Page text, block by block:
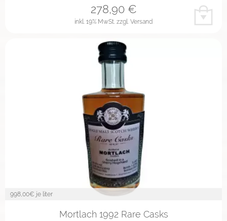
inkl. 19% MwSt. zzgl. Versand
278,90€
998,00€ je liter
Mortlach 1992 Rare Casks